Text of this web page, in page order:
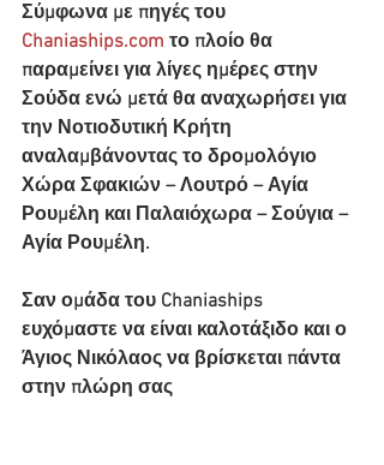
Σύμφωνα με πηγές του
Chaniaships.com το πλοίο θα
παραμείνει για λίγες ημέρες στην
Σούδα ενώ μετά θα αναχωρήσει για
την Νοτιοδυτική Κρήτη
αναλαμβάνοντας το δρομολόγιο
Χώρα Σφακιών – Λουτρό – Αγία
Ρουμέλη και Παλαιόχωρα – Σούγια –
Αγία Ρουμέλη.
Σαν ομάδα του Chaniaships
ευχόμαστε να είναι καλοτάξιδο και ο
Άγιος Νικόλαος να βρίσκεται πάντα
στην πλώρη σας